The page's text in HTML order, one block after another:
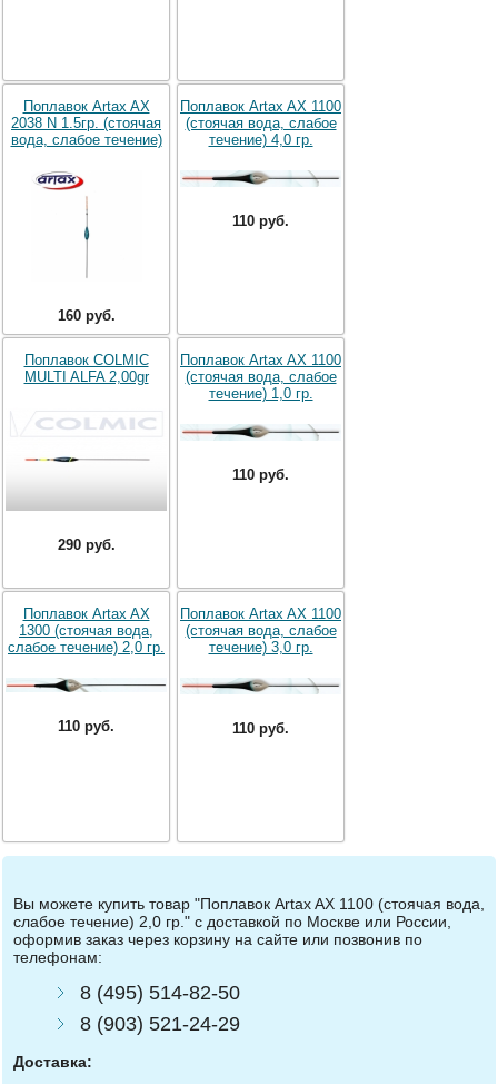
Поплавок Artax AX
2038 N 1.5гр. (стоячая
вода, слабое течение)
160 руб.
Поплавок Artax AX 1100
(стоячая вода, слабое
течение) 4,0 гр.
110 руб.
Поплавок COLMIC
MULTI ALFA 2,00gr
290 руб.
Поплавок Artax AX 1100
(стоячая вода, слабое
течение) 1,0 гр.
110 руб.
Поплавок Artax AX
1300 (стоячая вода,
слабое течение) 2,0 гр.
110 руб.
Поплавок Artax AX 1100
(стоячая вода, слабое
течение) 3,0 гр.
110 руб.
Вы можете купить товар "Поплавок Artax AX 1100 (стоячая вода,
слабое течение) 2,0 гр." с доставкой по Москве или России,
оформив заказ через корзину на сайте или позвонив по
телефонам:
8 (495) 514-82-50
8 (903) 521-24-29
Доставка: